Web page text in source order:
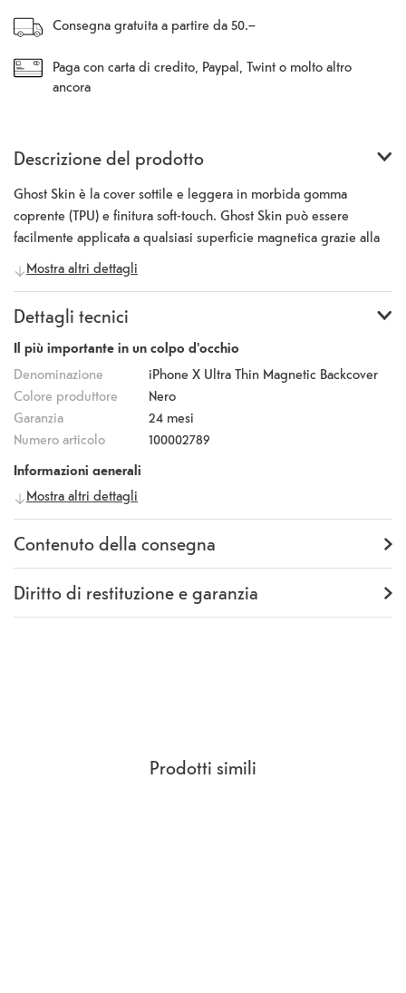
Consegna gratuita a partire da 50.–
Paga con carta di credito, Paypal, Twint o molto altro
ancora
Descrizione del prodotto
Ghost Skin è la cover sottile e leggera in morbida gomma
coprente (TPU) e finitura soft-touch. Ghost Skin può essere
facilmente applicata a qualsiasi superficie magnetica grazie alla
placca metallica ultrasottile contenuta al suo interno. In auto, a
casa o in ufficio: utilizza Ghost Skin con tutti i supporti magnetici
Mostra altri dettagli
Dettagli tecnici
Il più importante in un colpo d'occhio
Denominazione
iPhone X Ultra Thin Magnetic Backcover
Colore produttore
Nero
Garanzia
24 mesi
Numero articolo
100002789
Informazioni generali
Produttore
Numero
produttore
GHOSTSKIN900BK
Mostra altri dettagli
Contenuto della consegna
Fornitura Backcover
Diritto di restituzione e garanzia
Garanzia
24 mesi
Prodotti simili